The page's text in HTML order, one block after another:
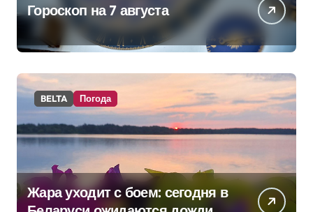
Гороскоп на 7 августа
BELTA Погода
Жара уходит с боем: сегодня в